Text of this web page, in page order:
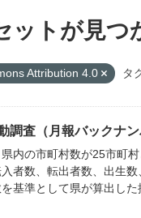
ットが見つ
Attribution 4.0 タ
調査（月報バックナン
県内の市町村数が25市町
者数、転出者数、出生
基準として県が算出した